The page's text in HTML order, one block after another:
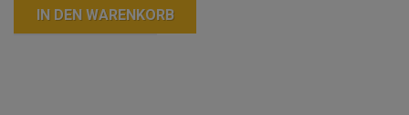
IN DEN WARENKORB